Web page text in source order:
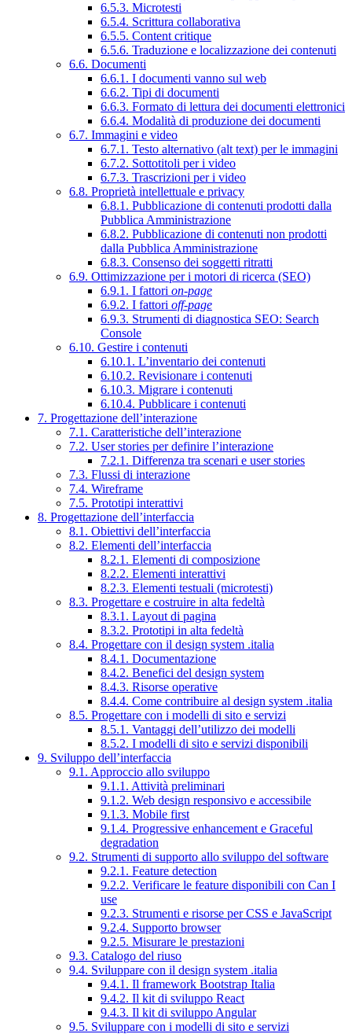
6.5.3. Microtesti
6.5.4. Scrittura collaborativa
6.5.5. Content critique
6.5.6. Traduzione e localizzazione dei contenuti
6.6. Documenti
6.6.1. I documenti vanno sul web
6.6.2. Tipi di documenti
6.6.3. Formato di lettura dei documenti elettronici
6.6.4. Modalità di produzione dei documenti
6.7. Immagini e video
6.7.1. Testo alternativo (alt text) per le immagini
6.7.2. Sottotitoli per i video
6.7.3. Trascrizioni per i video
6.8. Proprietà intellettuale e privacy
6.8.1. Pubblicazione di contenuti prodotti dalla
Pubblica Amministrazione
6.8.2. Pubblicazione di contenuti non prodotti
dalla Pubblica Amministrazione
6.8.3. Consenso dei soggetti ritratti
6.9. Ottimizzazione per i motori di ricerca (SEO)
6.9.1. I fattori on-page
6.9.2. I fattori off-page
6.9.3. Strumenti di diagnostica SEO: Search
Console
6.10. Gestire i contenuti
6.10.1. L’inventario dei contenuti
6.10.2. Revisionare i contenuti
6.10.3. Migrare i contenuti
6.10.4. Pubblicare i contenuti
7. Progettazione dell’interazione
7.1. Caratteristiche dell’interazione
7.2. User stories per definire l’interazione
7.2.1. Differenza tra scenari e user stories
7.3. Flussi di interazione
7.4. Wireframe
7.5. Prototipi interattivi
8. Progettazione dell’interfaccia
8.1. Obiettivi dell’interfaccia
8.2. Elementi dell’interfaccia
8.2.1. Elementi di composizione
8.2.2. Elementi interattivi
8.2.3. Elementi testuali (microtesti)
8.3. Progettare e costruire in alta fedeltà
8.3.1. Layout di pagina
8.3.2. Prototipi in alta fedeltà
8.4. Progettare con il design system .italia
8.4.1. Documentazione
8.4.2. Benefici del design system
8.4.3. Risorse operative
8.4.4. Come contribuire al design system .italia
8.5. Progettare con i modelli di sito e servizi
8.5.1. Vantaggi dell’utilizzo dei modelli
8.5.2. I modelli di sito e servizi disponibili
9. Sviluppo dell’interfaccia
9.1. Approccio allo sviluppo
9.1.1. Attività preliminari
9.1.2. Web design responsivo e accessibile
9.1.3. Mobile first
9.1.4. Progressive enhancement e Graceful
degradation
9.2. Strumenti di supporto allo sviluppo del software
9.2.1. Feature detection
9.2.2. Verificare le feature disponibili con Can I
use
9.2.3. Strumenti e risorse per CSS e JavaScript
9.2.4. Supporto browser
9.2.5. Misurare le prestazioni
9.3. Catalogo del riuso
9.4. Sviluppare con il design system .italia
9.4.1. Il framework Bootstrap Italia
9.4.2. Il kit di sviluppo React
9.4.3. Il kit di sviluppo Angular
9.5. Sviluppare con i modelli di sito e servizi